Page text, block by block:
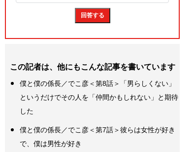
この記者は、他にもこんな記事を書いています
僕と僕の係長／でこ彦＜第8話＞「男らしくない」
というだけでその人を「仲間かもしれない」と期待
した
僕と僕の係長／でこ彦＜第7話＞彼らは女性が好き
で、僕は男性が好き